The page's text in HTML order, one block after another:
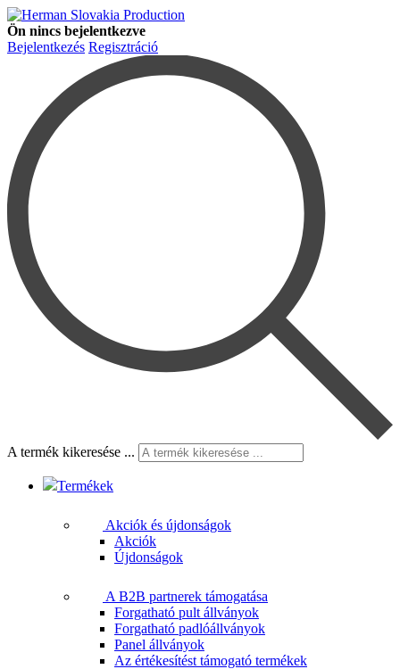
Ön nincs bejelentkezve
Bejelentkezés Regisztráció
A termék kikeresése ...
Termékek
Akciók és újdonságok
Akciók
Újdonságok
A B2B partnerek támogatása
Forgatható pult állványok
Forgatható padlóállványok
Panel állványok
Az értékesítést támogató termékek